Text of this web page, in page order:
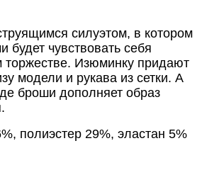
силуэтом, в котором
чувствовать себя
Изюминку придают
модели и рукава из сетки. А
броши дополняет образ
полиэстер 29%, эластан 5%